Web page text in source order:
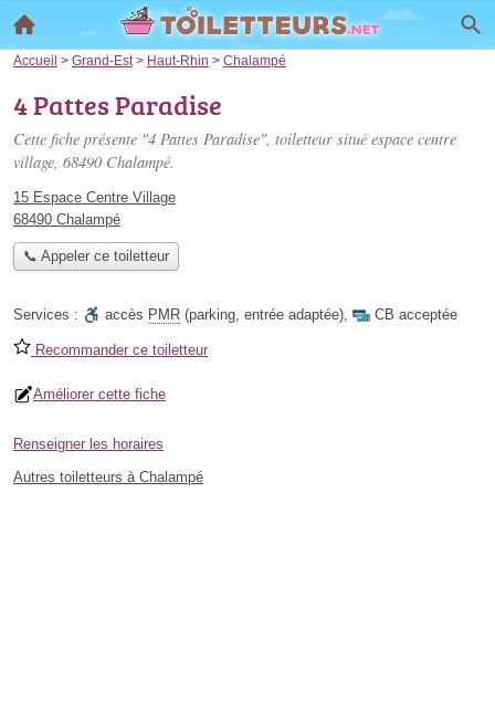
Accueil > Grand-Est > Haut-Rhin > Chalampé
4 Pattes Paradise
Cette fiche présente "4 Pattes Paradise", toiletteur situé espace centre
village, 68490 Chalampé.
15 Espace Centre Village
68490 Chalampé
📞 Appeler ce toiletteur
Services : accès PMR (parking, entrée adaptée), CB acceptée
Recommander ce toiletteur
Améliorer cette fiche
Renseigner les horaires
Autres toiletteurs à Chalampé